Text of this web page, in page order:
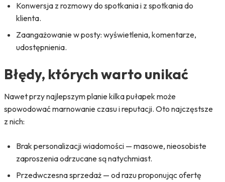
Konwersja z rozmowy do spotkania i z spotkania do
klienta.
Zaangażowanie w posty: wyświetlenia, komentarze,
udostępnienia.
Błędy, których warto unikać
Nawet przy najlepszym planie kilka pułapek może
spowodować marnowanie czasu i reputacji. Oto najczęstsze
z nich:
Brak personalizacji wiadomości — masowe, nieosobiste
zaproszenia odrzucane są natychmiast.
Przedwczesna sprzedaż — od razu proponując ofertę